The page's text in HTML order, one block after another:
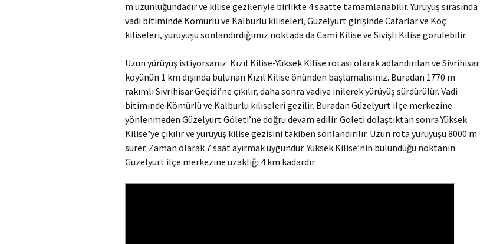
m uzunluğundadır ve kilise gezileriyle birlikte 4 saatte tamamlanabilir. Yürüyüş sırasında
vadi bitiminde Kömürlü ve Kalburlu kiliseleri, Güzelyurt girişinde Cafarlar ve Koç
kiliseleri, yürüyüşü sonlandırdığımız noktada da Cami Kilise ve Sivişli Kilise görülebilir.
Uzun yürüyüş istiyorsanız Kızıl Kilise-Yüksek Kilise rotası olarak adlandırılan ve Sivrihisar
köyünün 1 km dışında bulunan Kızıl Kilise önünden başlamalısınız. Buradan 1770 m
rakımlı Sivrihisar Geçidi’ne çıkılır, daha sonra vadiye inilerek yürüyüş sürdürülür. Vadi
bitiminde Kömürlü ve Kalburlu kiliseleri gezilir. Buradan Güzelyurt ilçe merkezine
yönlenmeden Güzelyurt Göleti’ne doğru devam edilir. Göleti dolaştıktan sonra Yüksek
Kilise’ye çıkılır ve yürüyüş kilise gezisini takiben sonlandırılır. Uzun rota yürüyüşü 8000 m
sürer. Zaman olarak 7 saat ayırmak uygundur. Yüksek Kilise’nin bulunduğu noktanın
Güzelyurt ilçe merkezine uzaklığı 4 km kadardır.